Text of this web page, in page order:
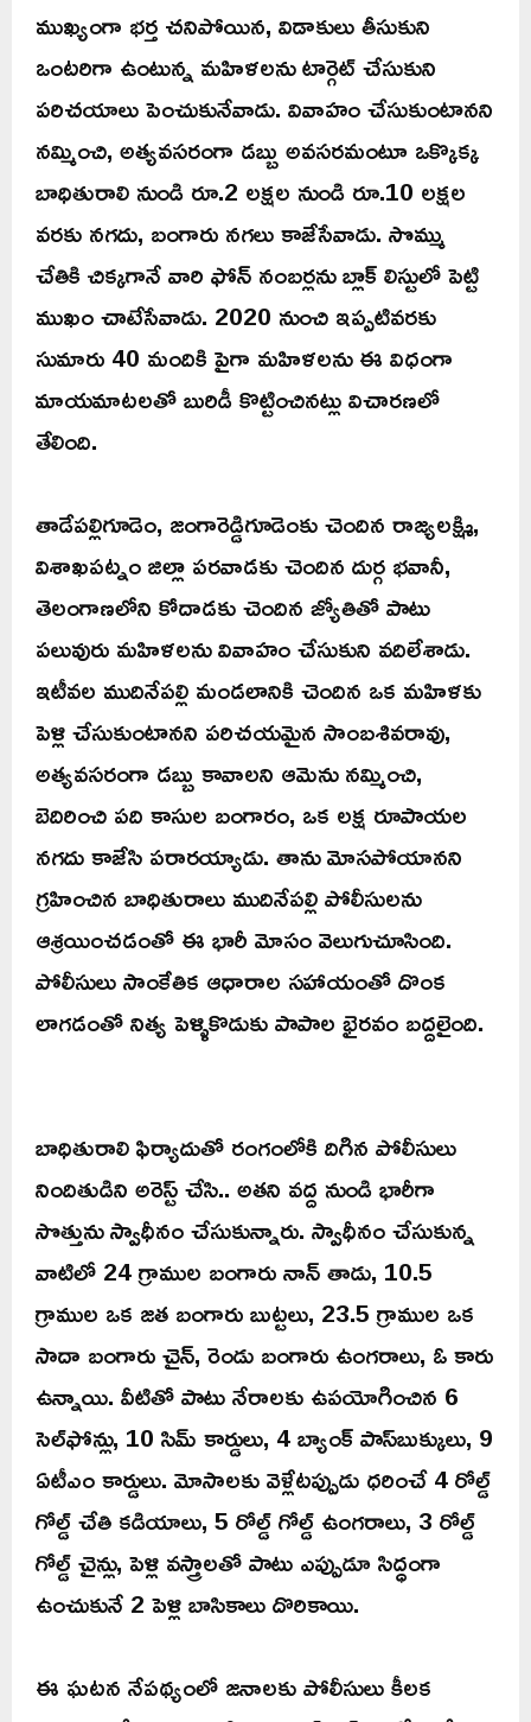
ముఖ్యంగా భర్త చనిపోయిన, విడాకులు తీసుకుని
ఒంటరిగా ఉంటున్న మహిళలను టార్గెట్ చేసుకుని
పరిచయాలు పెంచుకునేవాడు. వివాహం చేసుకుంటానని
నమ్మించి, అత్యవసరంగా డబ్బు అవసరమంటూ ఒక్కొక్క
బాధితురాలి నుండి రూ.2 లక్షల నుండి రూ.10 లక్షల
వరకు నగదు, బంగారు నగలు కాజేసేవాడు. సొమ్ము
చేతికి చిక్కగానే వారి ఫోన్ నంబర్లను బ్లాక్ లిస్టులో పెట్టి
ముఖం చాటేసేవాడు. 2020 నుంచి ఇప్పటివరకు
సుమారు 40 మందికి పైగా మహిళలను ఈ విధంగా
మాయమాటలతో బురిడీ కొట్టించినట్లు విచారణలో
తేలింది.
తాడేపల్లిగూడెం, జంగారెడ్డిగూడెంకు చెందిన రాజ్యలక్ష్మి,
విశాఖపట్నం జిల్లా పరవాడకు చెందిన దుర్గ భవానీ,
తెలంగాణలోని కోదాడకు చెందిన జ్యోతితో పాటు
పలువురు మహిళలను వివాహం చేసుకుని వదిలేశాడు.
ఇటీవల ముదినేపల్లి మండలానికి చెందిన ఒక మహిళకు
పెళ్లి చేసుకుంటానని పరిచయమైన సాంబశివరావు,
అత్యవసరంగా డబ్బు కావాలని ఆమెను నమ్మించి,
బెదిరించి పది కాసుల బంగారం, ఒక లక్ష రూపాయల
నగదు కాజేసి పరారయ్యాడు. తాను మోసపోయానని
గ్రహించిన బాధితురాలు ముదినేపల్లి పోలీసులను
ఆశ్రయించడంతో ఈ భారీ మోసం వెలుగుచూసింది.
పోలీసులు సాంకేతిక ఆధారాల సహాయంతో దొంక
లాగడంతో నిత్య పెళ్ళికొడుకు పాపాల భైరవం బద్దలైంది.
బాధితురాలి ఫిర్యాదుతో రంగంలోకి దిగిన పోలీసులు
నిందితుడిని అరెస్ట్ చేసి.. అతని వద్ద నుండి భారీగా
సొత్తును స్వాధీనం చేసుకున్నారు. స్వాధీనం చేసుకున్న
వాటిలో 24 గ్రాముల బంగారు నాన్ తాడు, 10.5
గ్రాముల ఒక జత బంగారు బుట్టలు, 23.5 గ్రాముల ఒక
సాదా బంగారు చైన్, రెండు బంగారు ఉంగరాలు, ఓ కారు
ఉన్నాయి. వీటితో పాటు నేరాలకు ఉపయోగించిన 6
సెల్‌ఫోన్లు, 10 సిమ్ కార్డులు, 4 బ్యాంక్ పాస్‌బుక్కులు, 9
ఏటీఎం కార్డులు. మోసాలకు వెళ్లేటప్పుడు ధరించే 4 రోల్డ్
గోల్డ్ చేతి కడియాలు, 5 రోల్డ్ గోల్డ్ ఉంగరాలు, 3 రోల్డ్
గోల్డ్ చైన్లు, పెళ్లి వస్త్రాలతో పాటు ఎప్పుడూ సిద్ధంగా
ఉంచుకునే 2 పెళ్లి బాసికాలు దొరికాయి.
ఈ ఘటన నేపథ్యంలో జనాలకు పోలీసులు కీలక